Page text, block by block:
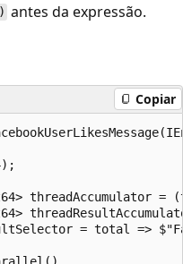
antes da expressão.
Copiar
threadAccumulator =
= total =>